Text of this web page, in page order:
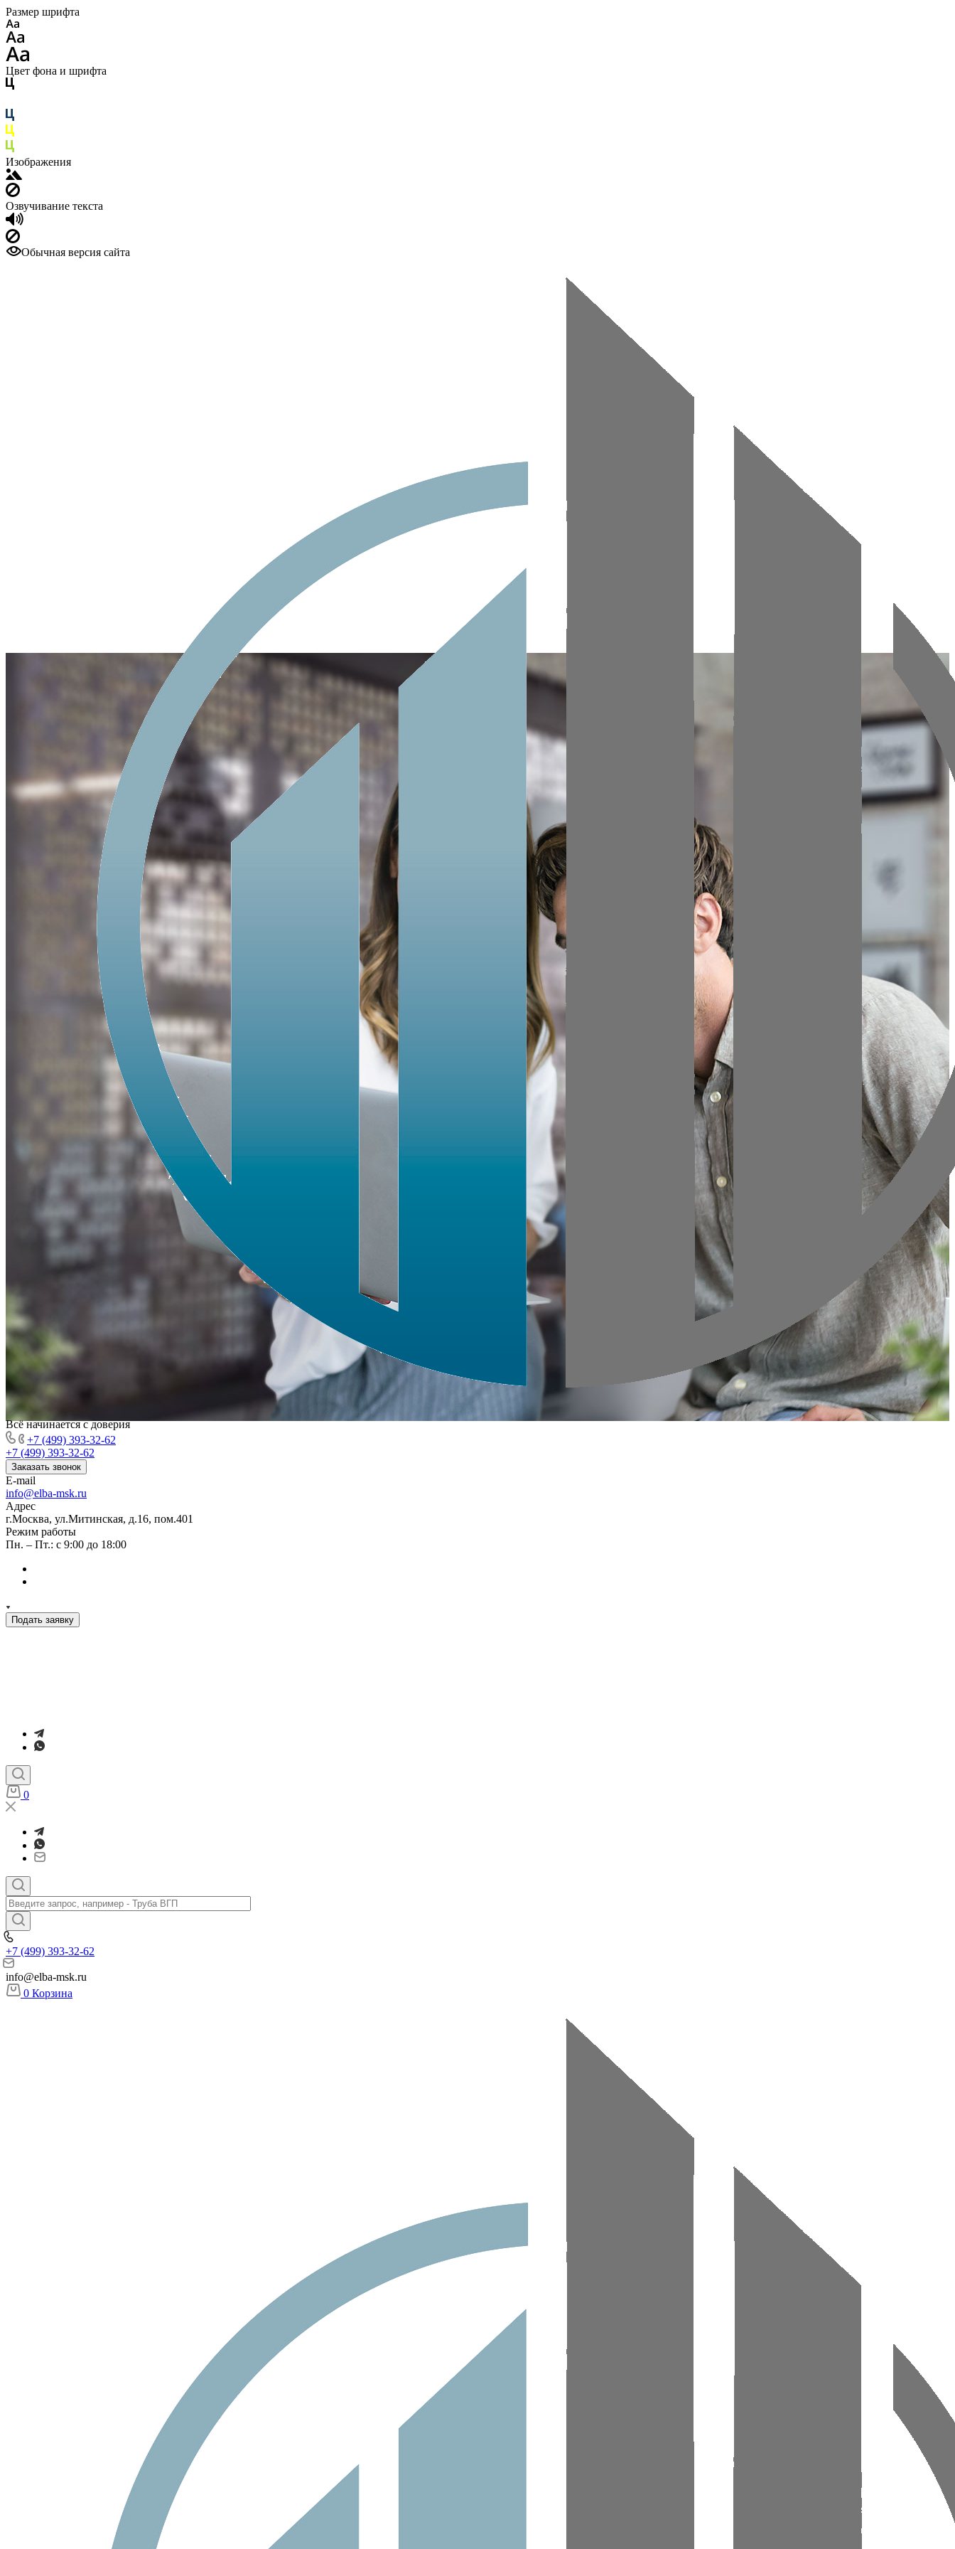
Размер шрифта
Цвет фона и шрифта
Изображения
Озвучивание текста
Обычная версия сайта
Всё начинается с доверия
+7 (499) 393-32-62
+7 (499) 393-32-62
Заказать звонок
E-mail
info@elba-msk.ru
Адрес
г.Москва, ул.Митинская, д.16, пом.401
Режим работы
Пн. – Пт.: с 9:00 до 18:00
Подать заявку
0
+7 (499) 393-32-62
info@elba-msk.ru
0 Корзина